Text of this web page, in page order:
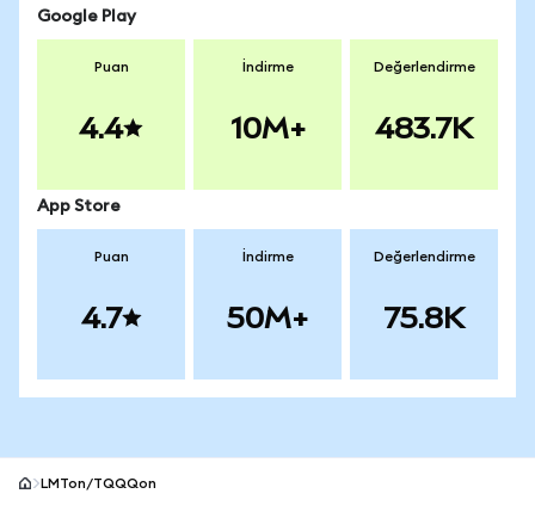
Google Play
Puan
4.4
İndirme
10M+
Değerlendirme
483.7K
App Store
Puan
4.7
İndirme
50M+
Değerlendirme
75.8K
LMTon/TQQQon